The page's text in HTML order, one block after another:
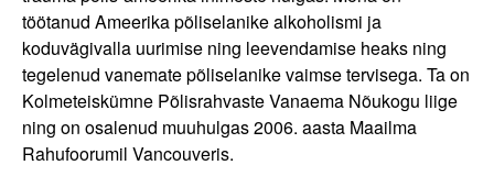
töötanud Ameerika põliselanike alkoholismi ja
koduvägivalla uurimise ning leevendamise heaks ning
tegelenud vanemate põliselanike vaimse tervisega. Ta on
Kolmeteiskümne Põlisrahvaste Vanaema Nõukogu liige
ning on osalenud muuhulgas 2006. aasta Maailma
Rahufoorumil Vancouveris.